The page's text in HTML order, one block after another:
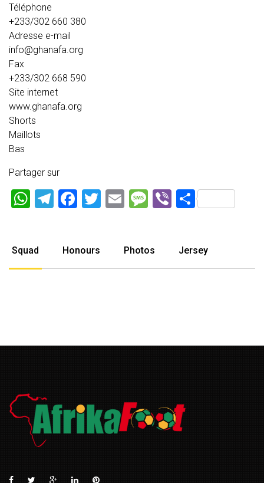
Téléphone
+233/302 660 380
Adresse e-mail
info@ghanafa.org
Fax
+233/302 668 590
Site internet
www.ghanafa.org
Shorts
Maillots
Bas
Partager sur
WhatsApp
Telegram
Facebook
Twitter
EmailMessage
Viber
Squad Honours Photos Jersey